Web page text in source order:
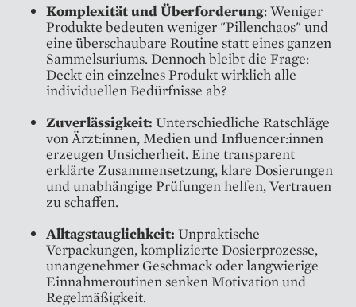
Komplexität und Überforderung: Weniger
Produkte bedeuten weniger "Pillenchaos" und
eine überschaubare Routine statt eines ganzen
Sammelsuriums. Dennoch bleibt die Frage:
Deckt ein einzelnes Produkt wirklich alle
individuellen Bedürfnisse ab?
Zuverlässigkeit: Unterschiedliche Ratschläge
von Ärzt:innen, Medien und Influencer:innen
erzeugen Unsicherheit. Eine transparent
erklärte Zusammensetzung, klare Dosierungen
und unabhängige Prüfungen helfen, Vertrauen
zu schaffen.
Alltagstauglichkeit: Unpraktische
Verpackungen, komplizierte Dosierprozesse,
unangenehmer Geschmack oder langwierige
Einnahmeroutinen senken Motivation und
Regelmäßigkeit.